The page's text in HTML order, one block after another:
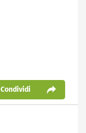
Condividi